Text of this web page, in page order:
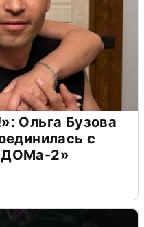
Ольга Бузова
с
2»